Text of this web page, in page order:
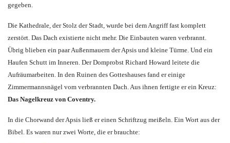
gegeben.
Die Kathedrale, der Stolz der Stadt, wurde bei dem Angriff fast komplett
zerstört. Das Dach existierte nicht mehr. Die Einbauten waren verbrannt.
Übrig blieben ein paar Außenmauern der Apsis und kleine Türme. Und ein
Haufen Schutt im Inneren. Der Domprobst Richard Howard leitete die
Aufräumarbeiten. In den Ruinen des Gotteshauses fand er einige
Zimmermannsnägel vom verbrannten Dach. Aus ihnen fertigte er ein Kreuz:
Das Nagelkreuz von Coventry.
In die Chorwand der Apsis ließ er einen Schriftzug meißeln. Ein Wort aus der
Bibel. Es waren nur zwei Worte, die er brauchte: